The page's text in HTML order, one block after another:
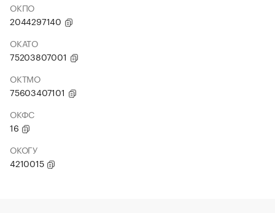
ОКПО
2044297140
ОКАТО
75203807001
ОКТМО
75603407101
ОКФС
16
ОКОГУ
4210015